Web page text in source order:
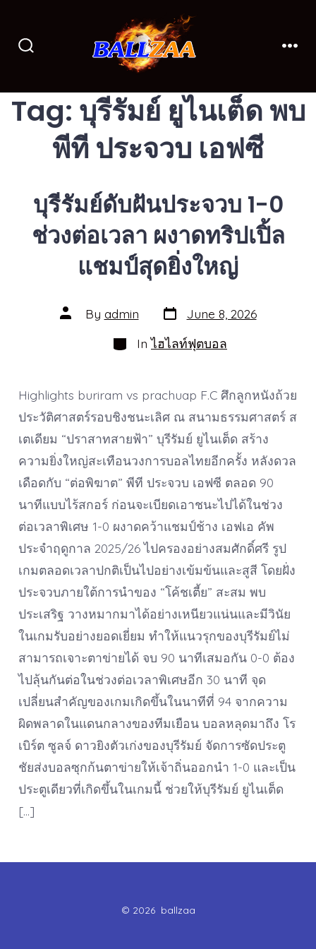
content
Tag: บุรีรัมย์ ยูไนเต็ด พบ
พีที ประจวบ เอฟซี
บุรีรัมย์ดับฝันประจวบ 1-0
ช่วงต่อเวลา ผงาดทริปเปิ้ล
แชมป์สุดยิ่งใหญ่
Post
author
By admin Post
date
June 8, 2026
Categories
Inไฮไลท์ฟุตบอล
Highlights buriram vs prachuap F.C ศึกลูกหนังถ้วย
ประวัติศาสตร์รอบชิงชนะเลิศ ณ สนามธรรมศาสตร์ ส
เตเดียม “ปราสาทสายฟ้า” บุรีรัมย์ ยูไนเต็ด สร้าง
ความยิ่งใหญ่สะเทือนวงการบอลไทยอีกครั้ง หลังดวล
เดือดกับ “ต่อพิฆาต” พีที ประจวบ เอฟซี ตลอด 90
นาทีแบบไร้สกอร์ ก่อนจะเบียดเอาชนะไปได้ในช่วง
ต่อเวลาพิเศษ 1-0 ผงาดคว้าแชมป์ช้าง เอฟเอ คัพ
ประจำฤดูกาล 2025/26 ไปครองอย่างสมศักดิ์ศรี รูป
เกมตลอดเวลาปกติเป็นไปอย่างเข้มข้นและสูสี โดยฝั่ง
ประจวบภายใต้การนำของ “โค้ชเตี้ย” สะสม พบ
ประเสริฐ วางหมากมาได้อย่างเหนียวแน่นและมีวินัย
ในเกมรับอย่างยอดเยี่ยม ทำให้แนวรุกของบุรีรัมย์ไม่
สามารถเจาะตาข่ายได้ จบ 90 นาทีเสมอกัน 0-0 ต้อง
ไปลุ้นกันต่อในช่วงต่อเวลาพิเศษอีก 30 นาที จุด
เปลี่ยนสำคัญของเกมเกิดขึ้นในนาทีที่ 94 จากความ
ผิดพลาดในแดนกลางของทีมเยือน บอลหลุดมาถึง โร
เบิร์ต ซูลจ์ ดาวยิงตัวเก่งของบุรีรัมย์ จัดการซัดประตู
ชัยส่งบอลซุกก้นตาข่ายให้เจ้าถิ่นออกนำ 1-0 และเป็น
ประตูเดียวที่เกิดขึ้นในเกมนี้ ช่วยให้บุรีรัมย์ ยูไนเต็ด
[…]
© 2026 ballzaa